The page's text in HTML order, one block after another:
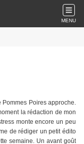
MENU
Pommes Poires approche.
la rédaction de mon
monte encore un peu
de rédiger un petit édito
semaine. Un avant goût